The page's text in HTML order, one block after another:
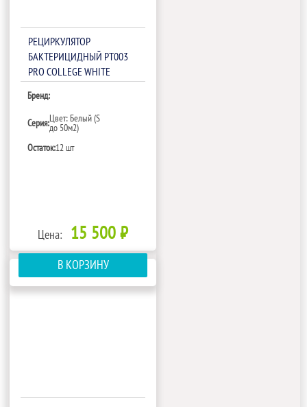
РЕЦИРКУЛЯТОР
БАКТЕРИЦИДНЫЙ РТ003
PRO COLLEGE WHITE
Бренд:
Серия:Цвет: Белый (S
до 50м2)
Остаток:12 шт
Цена: 15 500 ₽
В КОРЗИНУ